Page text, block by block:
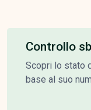
Controllo
Scopri lo stato
base al suo